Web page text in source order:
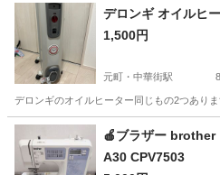
神奈川 横浜市 キッチン家電デロンギ オイル
1,500円
元町・中華街駅
デロンギのオイルヒーター同じもの2つあり
神奈川 横浜市 元町・中華街駅
🍎ブラザー brother
A30 CPV7503